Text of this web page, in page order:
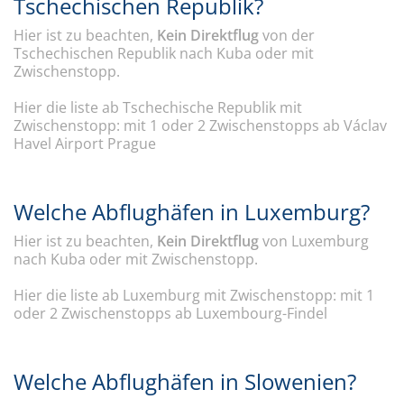
Tschechischen Republik?
Hier ist zu beachten, Kein Direktflugvon der
Tschechischen Republik nach Kuba oder mit
Zwischenstopp.
Hier die liste ab Tschechische Republik mit
Zwischenstopp: mit 1 oder 2 Zwischenstopps ab Václav
Havel Airport Prague
Welche Abflughäfen in Luxemburg?
Hier ist zu beachten, Kein Direktflugvon Luxemburg
nach Kuba oder mit Zwischenstopp.
Hier die liste ab Luxemburg mit Zwischenstopp: mit 1
oder 2 Zwischenstopps ab Luxembourg-Findel
Welche Abflughäfen in Slowenien?